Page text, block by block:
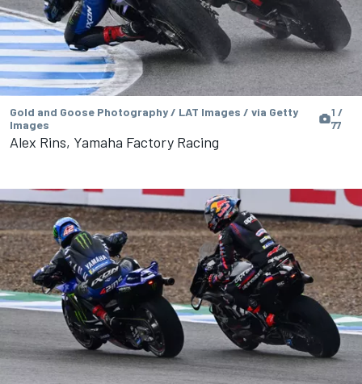
Gold and Goose Photography / LAT Images / via Getty
Images
1 /
77
Alex Rins, Yamaha Factory Racing